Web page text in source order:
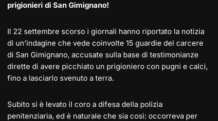
prigionieri di San Gimignano!
Il 22 settembre scorso i giornali hanno riportato la notizia
di un’indagine che vede coinvolte 15 guardie del carcere
di San Gimignano, accusate sulla base di testimonianze
dirette di avere picchiato un prigioniero con pugni e calci,
fino a lasciarlo svenuto a terra.
Subito si è levato il coro a difesa della polizia
penitenziaria, ed è naturale che sia così: occorreva per